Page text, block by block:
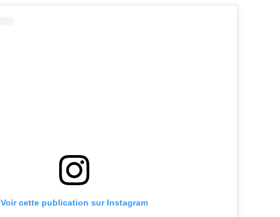
Voir cette publication sur Instagram